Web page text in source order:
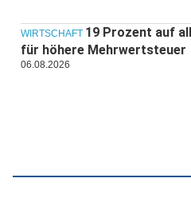
WIRTSCHAFT 19 Prozent auf
für höhere Mehrwertsteuer
06.08.2026